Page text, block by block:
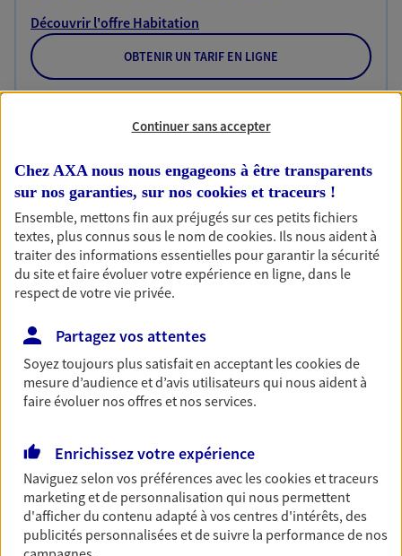
Découvrir l'offre Habitation
OBTENIR UN TARIF EN LIGNE
Garantie Accidents de la Vie
ou grande lectrice… personne n'est à l'abri d'un
accident du quotidien. Avec Ma Protection
Accident, protégez votre qualité de vie et vos
revenus.
Découvrir l'offre Garantie Accidents de la Vie
OBTENIR UN TARIF EN LIGNE
Multirisque Entreprise
Gagnez en simplicité et en sérénité avec votre
assurance multirisque entreprise. Un contrat
équipements et stocks… sans oublier votre
responsabilité civile.
Découvrir l'offre Multirisque Entreprise
DEMANDER UN DEVIS
Continuer sans accepter
Chez AXA nous nous engageons à être transparents
sur nos garanties, sur nos cookies et traceurs !
Ensemble, mettons fin aux préjugés sur ces petits fichiers
textes, plus connus sous le nom decookies. Ils nous aident à
traiter des informations essentielles pour garantir la sécurité
du site et faire évoluer votre expérience en ligne, dans le
respect de votre vie privée.
Partagez vos attentes
Soyez toujours plus satisfait en acceptant lescookiesde
mesure d’audience et d’avis utilisateurs qui nous aident à
faire évoluer nos offres et nos services.
Enrichissez votre expérience
Naviguez selon vos préférences avec lescookies et traceurs
marketing et de personnalisation qui nous permettent
d'afficher du contenu adapté à vos centres d'intérêts, des
publicités personnalisées et de suivre la performance de nos